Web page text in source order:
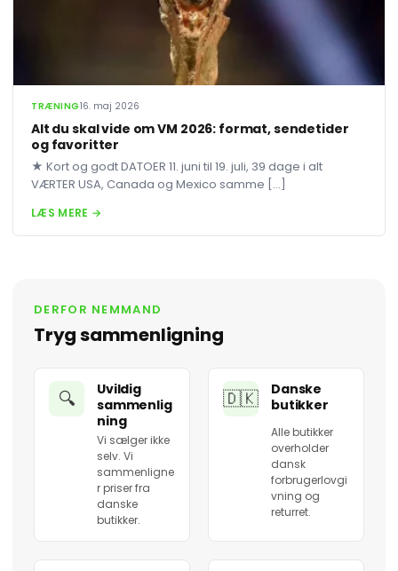
TRÆNING16. maj 2026
Alt du skal vide om VM 2026: format, sendetider
og favoritter
★ Kort og godt DATOER 11. juni til 19. juli, 39 dage i alt
VÆRTER USA, Canada og Mexico samme […]
LÆS MERE →
DERFOR NEMMAND
Tryg sammenligning
🔍
Uvildig
sammenlig
ning
Vi sælger ikke
selv. Vi
sammenligne
r priser fra
danske
butikker.
🇩🇰
Danske
butikker
Alle butikker
overholder
dansk
forbrugerlovgi
vning og
returret.